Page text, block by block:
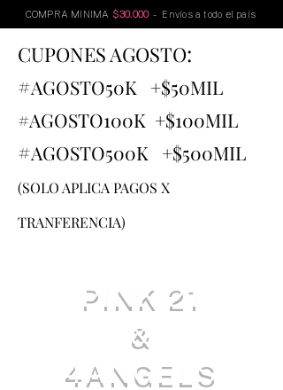
COMPRA MINIMA $30.000 - Envíos a todo el país
CUPONES AGOSTO:
#AGOSTO50K +$50MIL
#AGOSTO100K +$100MIL
#AGOSTO500K +$500MIL
(SOLO APLICA PAGOS X
TRANFERENCIA)
PINK 21
&
4ANGELS